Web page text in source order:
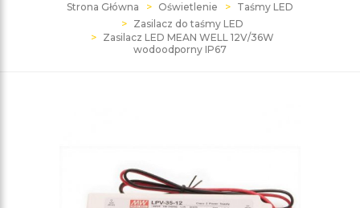
Strona Główna Oświetlenie
Taśmy LED
Zasilacz do taśmy LED
Zasilacz LED MEAN WELL 12V/36W
wodoodporny IP67